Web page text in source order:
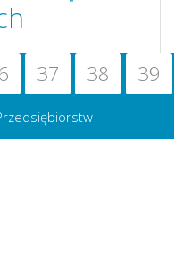
37 38 39